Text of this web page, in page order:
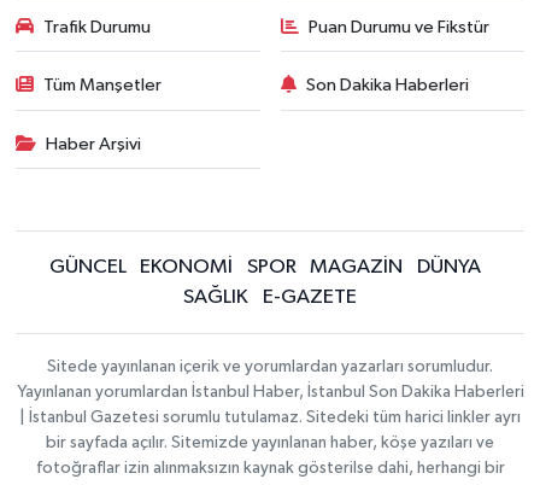
Trafik Durumu Puan Durumu ve Fikstür
Tüm Manşetler Son Dakika Haberleri
Haber Arşivi
GÜNCEL EKONOMİ SPOR MAGAZİN
DÜNYA
SAĞLIK
E-GAZETE
Sitede yayınlanan içerik ve yorumlardan yazarları sorumludur.
Yayınlanan yorumlardan İstanbul Haber, İstanbul Son Dakika Haberleri
| İstanbul Gazetesi sorumlu tutulamaz. Sitedeki tüm harici linkler ayrı
bir sayfada açılır. Sitemizde yayınlanan haber, köşe yazıları ve
fotoğraflar izin alınmaksızın kaynak gösterilse dahi, herhangi bir